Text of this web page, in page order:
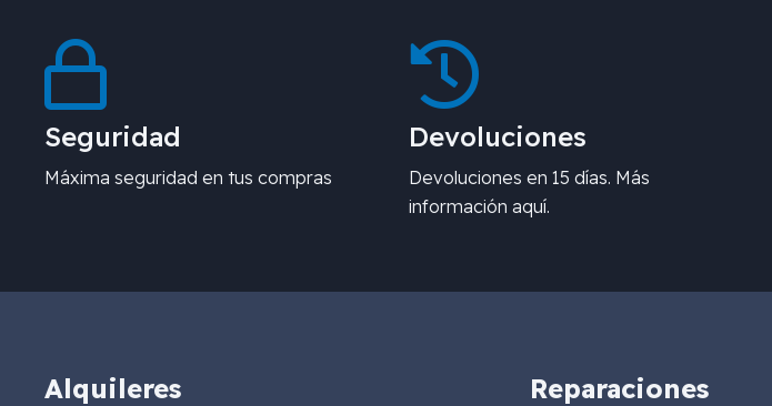
Seguridad
Máxima seguridad en tus compras
Devoluciones
Devoluciones en 15 días. Más
información aquí.
Alquileres Reparaciones